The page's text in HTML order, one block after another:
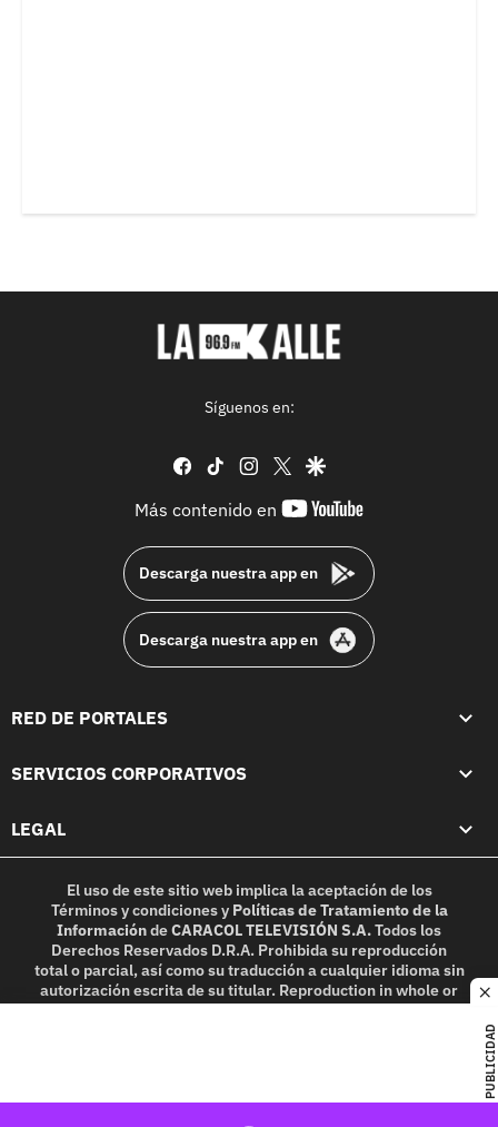
PUBLICIDAD
Síguenos en:
facebook
tiktok instagram
twittergoogle
Más contenido en
youtube-
Descarga nuestra app en
Descarga nuestra app en
RED DE PORTALES
SERVICIOS CORPORATIVOS
LEGAL
El uso de este sitio web implica la aceptación de los
Términos y condicionesy Políticas de Tratamiento de la
InformacióndeCARACOL TELEVISIÓN S.A.Todos los
Derechos Reservados D.R.A. Prohibida su reproducción
total o parcial, así como su traducción a cualquier idioma sin
autorización escrita de su titular. Reproduction in whole or